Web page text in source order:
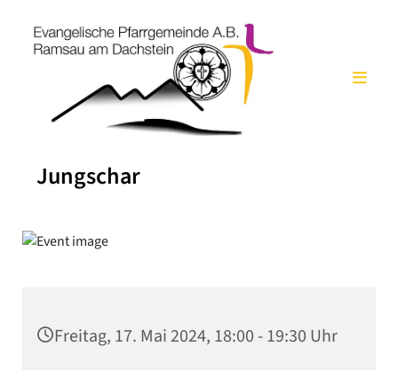
Jungschar
Freitag, 17. Mai 2024, 18:00 - 19:30 Uhr